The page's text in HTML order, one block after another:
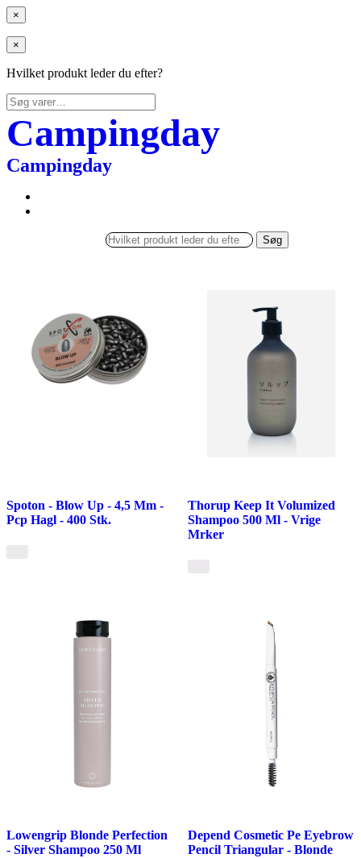
×
×
Hvilket produkt leder du efter?
Søg
efter:
Campingday
Campingday
Søg
Spoton - Blow Up - 4,5 Mm -
Pcp Hagl - 400 Stk.
Thorup Keep It Volumized
Shampoo 500 Ml - Vrige
Mrker
Lowengrip Blonde Perfection
- Silver Shampoo 250 Ml
Depend Cosmetic Pe Eyebrow
Pencil Triangular - Blonde